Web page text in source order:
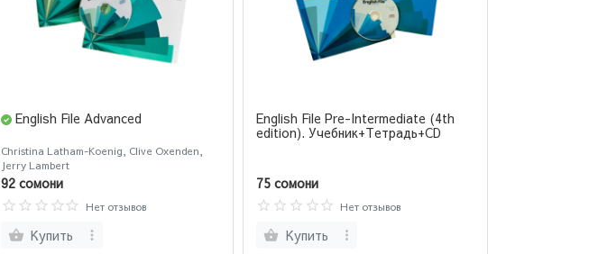
English File Advanced
Christina Latham-Koenig, Clive Oxenden,
Jerry Lambert
92 сомони
Нет отзывов
Купить
English File Pre-Intermediate (4th
edition). Учебник+Тетрадь+CD
75 сомони
Нет отзывов
Купить